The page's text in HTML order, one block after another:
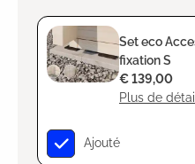
Set eco
fixation S
Plus de
€ 139,00
Ajouté